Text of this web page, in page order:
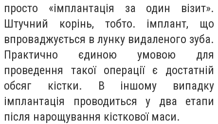
просто «імплантація за один візит».
Штучний корінь, тобто. імплант, що
впроваджується в лунку видаленого зуба.
Практично єдиною умовою для
проведення такої операції є достатній
обсяг кістки. В іншому випадку
імплантація проводиться у два етапи
після нарощування кісткової маси.